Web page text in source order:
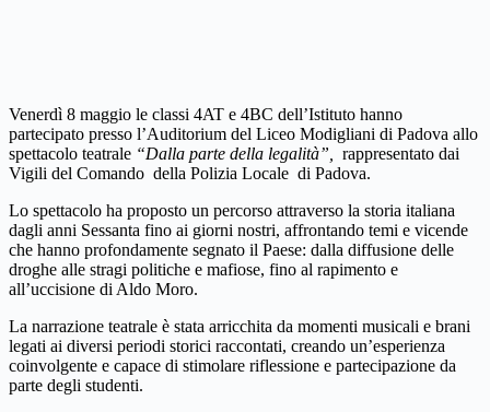
Venerdì 8 maggio le classi 4AT e 4BC dell’Istituto hanno
partecipato presso l’Auditorium del Liceo Modigliani di Padova allo
spettacolo teatrale “Dalla parte della legalità”,
rappresentato dai
Vigili del Comando della Polizia Locale di Padova.
Lo spettacolo ha proposto un percorso attraverso la storia italiana
dagli anni Sessanta fino ai giorni nostri, affrontando temi e vicende
che hanno profondamente segnato il Paese: dalla diffusione delle
droghe alle stragi politiche e mafiose, fino al rapimento e
all’uccisione di Aldo Moro.
La narrazione teatrale è stata arricchita da momenti musicali e brani
legati ai diversi periodi storici raccontati, creando un’esperienza
coinvolgente e capace di stimolare riflessione e partecipazione da
parte degli studenti.